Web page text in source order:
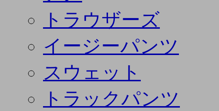
トラウザーズ
イージーパンツ
スウェット
トラックパンツ